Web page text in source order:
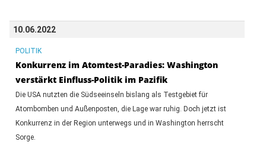
10.06.2022
POLITIK
Konkurrenz im Atomtest-Paradies: Washington
verstärkt Einfluss-Politik im Pazifik
Die USA nutzten die Südseeinseln bislang als Testgebiet für
Atombomben und Außenposten, die Lage war ruhig. Doch jetzt ist
Konkurrenz in der Region unterwegs und in Washington herrscht
Sorge.